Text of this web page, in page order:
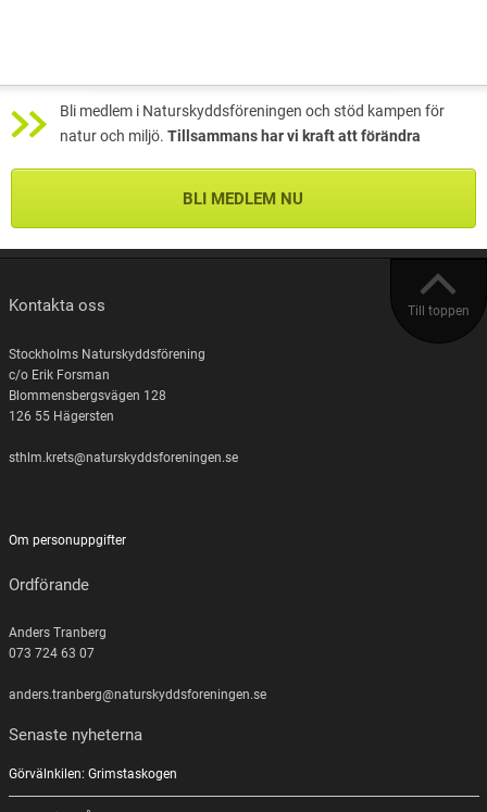
Bli medlem i Naturskyddsföreningen och stöd kampen för
natur och miljö. Tillsammans har vi kraft att förändra
BLI MEDLEM NU
Till toppen
Kontakta oss
Stockholms Naturskyddsförening
c/o Erik Forsman
Blommensbergsvägen 128
126 55 Hägersten
sthlm.krets@naturskyddsforeningen.se
Om personuppgifter
Ordförande
Anders Tranberg
073 724 63 07
anders.tranberg@naturskyddsforeningen.se
Senaste nyheterna
Görvälnkilen: Grimstaskogen